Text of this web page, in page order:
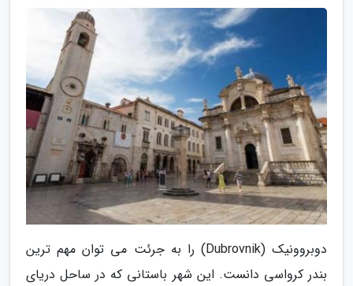
دوبروونیک (Dubrovnik) را به جرئت می توان مهم ترین
بندر کرواسی دانست. این شهر باستانی که در ساحل دریای